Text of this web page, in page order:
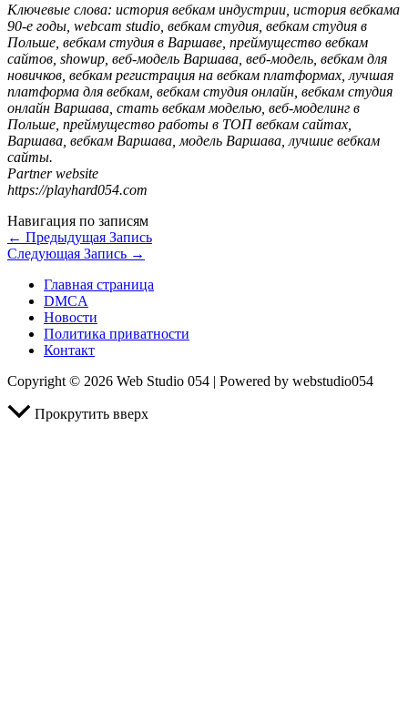
Ключевые слова: история вебкам индустрии, история вебкама
90-е годы, webcam studio, вебкам студия, вебкам студия в
Польше, вебкам студия в Варшаве, преймущество вебкам
сайтов, showup, веб-модель Варшава, веб-модель, вебкам для
новичков, вебкам регистрация на вебкам платформах, лучшая
платформа для вебкам, вебкам студия онлайн, вебкам студия
онлайн Варшава, стать вебкам моделью, веб-моделинг в
Польше, преймущество работы в ТОП вебкам сайтах,
Варшава, вебкам Варшава, модель Варшава, лучшие вебкам
сайты.
Partner website
https://playhard054.com
Навигация по записям
← Предыдущая Запись
Следующая Запись →
Главная страница
DMCA
Новости
Политика приватности
Контакт
Copyright © 2026 Web Studio 054 | Powered by webstudio054
Прокрутить вверх